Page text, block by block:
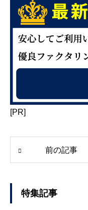
[PR]
前の記事
特集記事